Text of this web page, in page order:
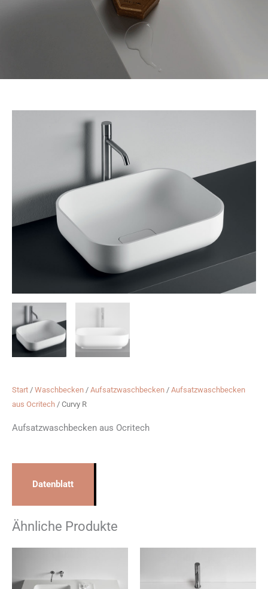
Start / Waschbecken / Aufsatzwaschbecken / Aufsatzwaschbecken
aus Ocritech / Curvy R
Aufsatzwaschbecken aus Ocritech
Datenblatt
Ähnliche Produkte